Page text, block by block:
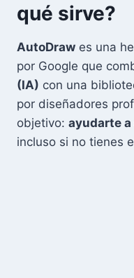
qué sirve?
AutoDraw es una
por Google que
(IA) con una
por diseñadores
objetivo: ayudarte
incluso si no tienes